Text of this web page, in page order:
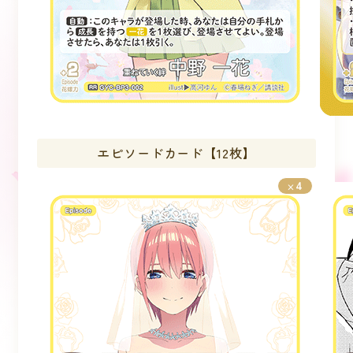
エピソードカード【12枚】
× 4